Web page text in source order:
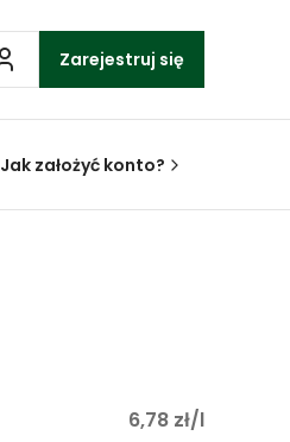
Zarejestruj się
Jak założyć konto?
6,78 zł/l